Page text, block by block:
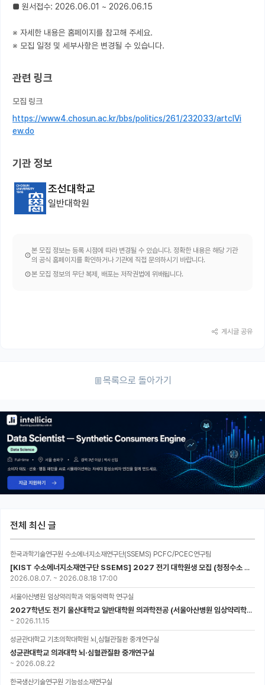
반도체 아카데미
재팬라운지 🌸
■ 원서접수: 2026.06.01 ~ 2026.06.15
※ 자세한 내용은 홈페이지를 참고해 주세요.
※ 모집 일정 및 세부사항은 변경될 수 있습니다.
관련 링크
모집 링크
https://www4.chosun.ac.kr/bbs/politics/261/232033/artclVi
ew.do
기관 정보
조선대학교
일반대학원
본 모집 정보는 등록 시점에 따라 변경될 수 있습니다. 정확한 내용은 해당 기관
의 공식 홈페이지를 확인하거나 기관에 직접 문의하시기 바랍니다.
본 모집 정보의 무단 복제, 배포는 저작권법에 위배됩니다.
게시글 공유
목록으로 돌아가기
전체 최신 글
한국과학기술연구원 수소에너지소재연구단(SSEMS) PCFC/PCEC연구팀
[KIST 수소에너지소재연구단 SSEMS] 2027 전기 대학원생 모집 (청정수소 생산/활용을 위한 프로톤 세라믹 전지)
2026.08.07. ~ 2026.08.18 17:00
서울아산병원 임상약리학과 약동약력학 연구실
2027학년도 전기 울산대학교 일반대학원 의과학전공 (서울아산병원 임상약리학과 약동약력학 연구실) 대학원생 모집공고
~ 2026.11.15
성균관대학교 기초의학대학원 뇌,심혈관질환 중개연구실
성균관대학교 의과대학 뇌·심혈관질환 중개연구실
~ 2026.08.22
한국생산기술연구원 기능성소재연구실